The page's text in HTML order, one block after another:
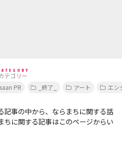
テゴリー
PR _終了_ アート エン
記事の中から、ならまちに関する話
ちに関する記事はこのページからい